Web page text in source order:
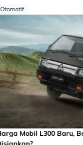
Otomotif
Mitsubishi Triton:
Medan Lumpur dan
Ketika berbicara soal
Mitsubishi Triton sering
dipercaya. Bukan hanya
siste...